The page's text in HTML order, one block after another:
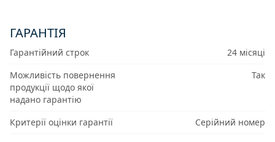
ГАРАНТІЯ
Гарантійний строк
24 місяці
Можливість повернення
продукції щодо якої
надано гарантію
Так
Критерії оцінки гарантії Серійний номер